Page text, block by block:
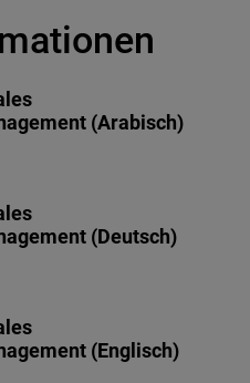
(Arabisch)
(Deutsch)
(Englisch)